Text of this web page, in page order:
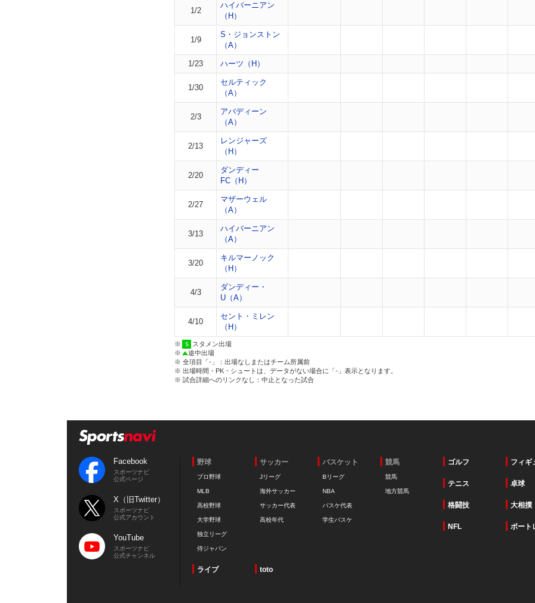
1/2
ハイバーニアン
（H）
1/9
S・ジョンストン
（A）
1/23 ハーツ（H）
1/30
セルティック
（A）
2/3
アバディーン
（A）
2/13
レンジャーズ
（H）
2/20
ダンディー
FC（H）
2/27
マザーウェル
（A）
3/13
ハイバーニアン
（A）
3/20
キルマーノック
（H）
4/3
ダンディー・
U（A）
4/10
セント・ミレン
（H）
※
スタメン出場
※
途中出場
※ 全項目「-」：出場なしまたはチーム所属前
※ 出場時間・PK・シュートは、データがない場合に「-」表示となります。
※ 試合詳細へのリンクなし：中止となった試合
Facebook
スポーツナビ
公式ページ
X（旧Twitter）
スポーツナビ
公式アカウント
YouTube
スポーツナビ
公式チャンネル
野球
プロ野球
MLB
高校野球
大学野球
独立リーグ
侍ジャパン
サッカー
Jリーグ
海外サッカー
サッカー代表
高校年代
バスケット
Bリーグ
NBA
バスケ代表
学生バスケ
競馬
競馬
地方競馬
ゴルフ フィギ
テニス 卓球
格闘技 大相撲
NFL ボート
ライブ toto